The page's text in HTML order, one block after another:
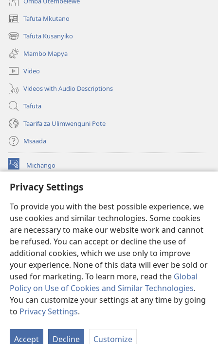
Privacy Settings
To provide you with the best possible experience, we
use cookies and similar technologies. Some cookies
are necessary to make our website work and cannot
be refused. You can accept or decline the use of
additional cookies, which we use only to improve
your experience. None of this data will ever be sold or
used for marketing. To learn more, read the Global
Policy on Use of Cookies and Similar Technologies.
You can customize your settings at any time by going
to Privacy Settings.
Accept Decline Customize
Tafuta Mkutano
(opens
new
window)
Tafuta Kusanyiko
(opens
new
window)
Mambo Mapya
Video
Videos with Audio Descriptions
Tafuta
Taarifa za Ulimwenguni Pote
Msaada
Michango
(opens
window)Watchtower MAKTABA KWENYE MTANDAO™
new
window)JW Hub ®
(opens
new
window)
®
Watchtower Library
Copyright
© 2026 Watch Tower Bible and Tract Society of Pennsylvania.
MASHARTI YA MATUMIZI